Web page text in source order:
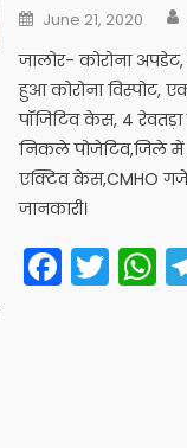
Posted
on
June 21, 2020
जालोर- कोरोना
हुआ कोरोना विस्पोट,
पॉजिटिव केस, 4 रेवतड़ा
निकले पोजेटिव,जिले में
एक्टिव केस,CMHO
जानकारी।